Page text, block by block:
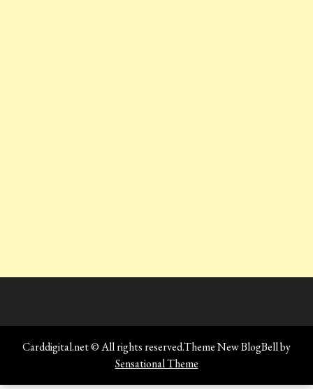
Carddigital.net © All rights reserved.Theme New BlogBell by
Sensational Theme